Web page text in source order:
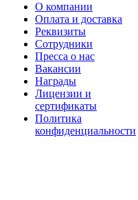
О компании
Оплата и доставка
Реквизиты
Сотрудники
Пресса о нас
Вакансии
Награды
Лицензии и
сертификаты
Политика
конфиденциальности